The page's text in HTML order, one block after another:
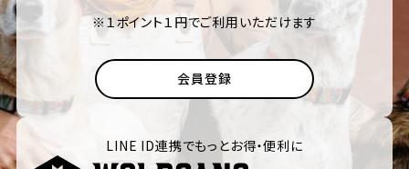
※１ポイント１円でご利用いただけます
会員登録
LINE ID連携でもっとお得・便利に